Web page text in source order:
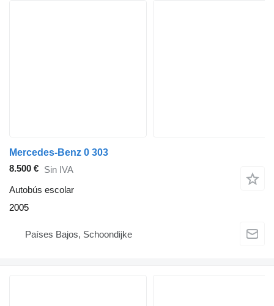
Mercedes-Benz 0 303
8.500 € Sin IVA
Autobús escolar
2005
Países Bajos, Schoondijke